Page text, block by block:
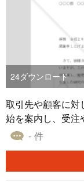
24ダウンロード
取引先や顧客に対
始を案内し、受注
す。従来製品か
までを一通の文書
製品発売の案内状
- 件